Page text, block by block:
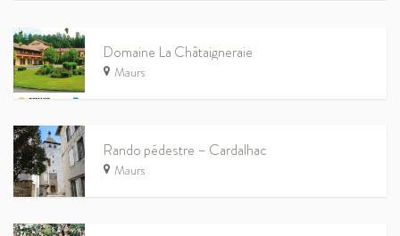
Domaine La Châtaigneraie
Maurs
Rando pédestre – Cardalhac
Maurs